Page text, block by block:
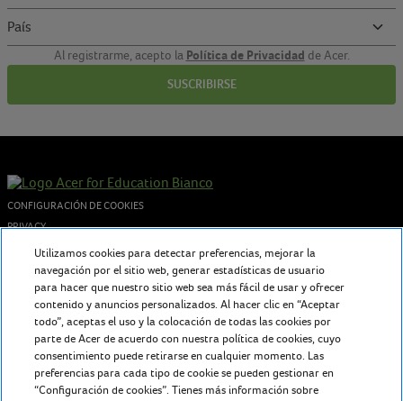
Al registrarme, acepto la Política de Privacidad de Acer.
SUSCRIBIRSE
CONFIGURACIÓN DE COOKIES
PRIVACY
COOKIES POLICY
© 2026 Acer Inc. - P.I. 02730250962
Sobre nosotros
Acer for Education ofrece a profesores y estudiantes tecnología en
constante evolución para inspirar y fomentar una educación atemporal
tanto en el aula como más allá.
Utilizamos cookies para detectar preferencias, mejorar la
navegación por el sitio web, generar estadísticas de usuario
para hacer que nuestro sitio web sea más fácil de usar y ofrecer
contenido y anuncios personalizados. Al hacer clic en “Aceptar
todo”, aceptas el uso y la colocación de todas las cookies por
parte de Acer de acuerdo con nuestra política de cookies, cuyo
consentimiento puede retirarse en cualquier momento. Las
preferencias para cada tipo de cookie se pueden gestionar en
“Configuración de cookies”. Tienes más información sobre